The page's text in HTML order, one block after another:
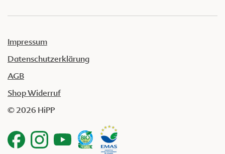
Impressum
Datenschutzerklärung
AGB
Shop Widerruf
© 2026 HiPP